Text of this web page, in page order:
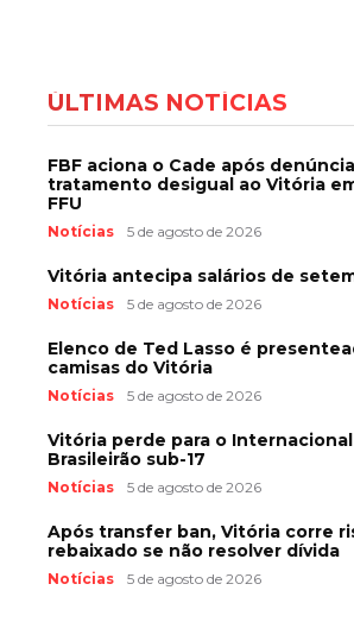
ÚLTIMAS NOTÍCIAS
FBF aciona o Cade após
tratamento desigual ao Vitória
FFU
Notícias 5 de agosto de 2026
Vitória antecipa salários de
Notícias 5 de agosto de 2026
Elenco de Ted Lasso é
camisas do Vitória
Notícias 5 de agosto de 2026
Vitória perde para o
Brasileirão sub-17
Notícias 5 de agosto de 2026
Após transfer ban, Vitória corre
rebaixado se não resolver dívida
Notícias 5 de agosto de 2026